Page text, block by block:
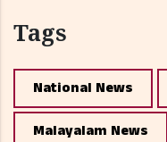
Tags
National News
Malayalam News